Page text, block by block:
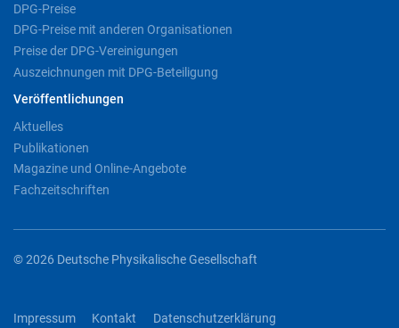
DPG-Preise
DPG-Preise mit anderen Organisationen
Preise der DPG-Vereinigungen
Auszeichnungen mit DPG-Beteiligung
Veröffentlichungen
Aktuelles
Publikationen
Magazine und Online-Angebote
Fachzeitschriften
© 2026 Deutsche Physikalische Gesellschaft
Impressum Kontakt Datenschutzerklärung